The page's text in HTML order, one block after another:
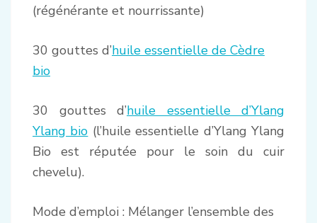
(régénérante et nourrissante)
30 gouttes d’huile essentielle de Cèdre
bio
30 gouttes d’huile essentielle d’Ylang
Ylang bio (l’huile essentielle d’Ylang Ylang
Bio est réputée pour le soin du cuir
chevelu).
Mode d’emploi : Mélanger l’ensemble des